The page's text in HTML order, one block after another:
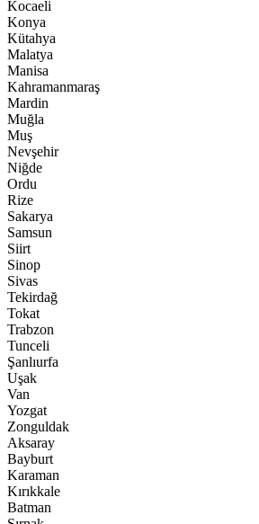
Kocaeli
Konya
Kütahya
Malatya
Manisa
Kahramanmaraş
Mardin
Muğla
Muş
Nevşehir
Niğde
Ordu
Rize
Sakarya
Samsun
Siirt
Sinop
Sivas
Tekirdağ
Tokat
Trabzon
Tunceli
Şanlıurfa
Uşak
Van
Yozgat
Zonguldak
Aksaray
Bayburt
Karaman
Kırıkkale
Batman